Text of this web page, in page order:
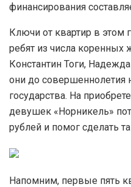
финансирования
Ключи от квартир в этом
ребят из числа коренных
Константин Тоги,
они до совершеннолетия
государства. На
девушек «Норникель»
рублей и помог сделать
Напомним, первые пять